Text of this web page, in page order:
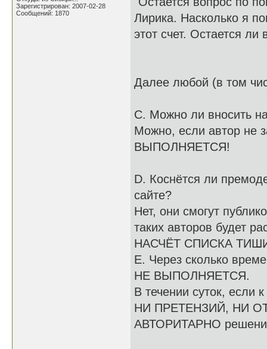
Зарегистрирован: 2007-02-28
Сообщений: 1870
Лирика. Насколько я
этот счет. Остается ли
Далее любой (в том
C. Можно ли вносить
Можно, если автор не
ВЫПОЛНЯЕТСЯ!
D. Коснётся ли
сайте?
Нет, они смогут
таких авторов будет
НАСЧЁТ СПИСКА
E. Через сколько
НЕ ВЫПОЛНЯЕТСЯ.
В течении суток, если
НИ ПРЕТЕНЗИЙ, НИ
АВТОРИТАРНО